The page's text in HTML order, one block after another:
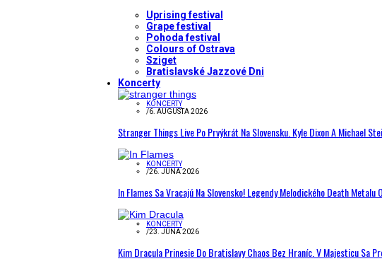
Uprising festival
Grape festival
Pohoda festival
Colours of Ostrava
Sziget
Bratislavské Jazzové Dni
Koncerty
KONCERTY
/6. AUGUSTA 2026
Stranger Things Live Po Prvýkrát Na Slovensku. Kyle Dixon A Michael
KONCERTY
/26. JÚNA 2026
In Flames Sa Vracajú Na Slovensko! Legendy Melodického Death
KONCERTY
/23. JÚNA 2026
Kim Dracula Prinesie Do Bratislavy Chaos Bez Hraníc. V Majesticu Sa